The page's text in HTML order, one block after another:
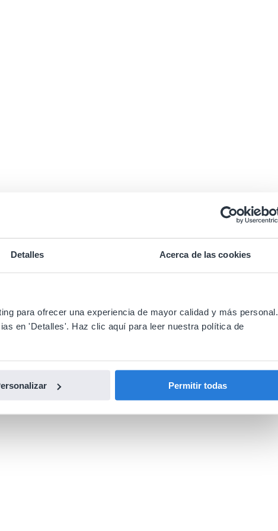
Detalles Acerca de las cookies
para ofrecer una experiencia de mayor calidad y más personal.
en 'Detalles'. Haz clic aquí para leer nuestra política de
Permitir todas